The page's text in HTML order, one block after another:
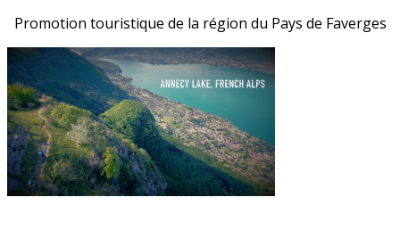
Promotion touristique de la région du Pays de Faverges